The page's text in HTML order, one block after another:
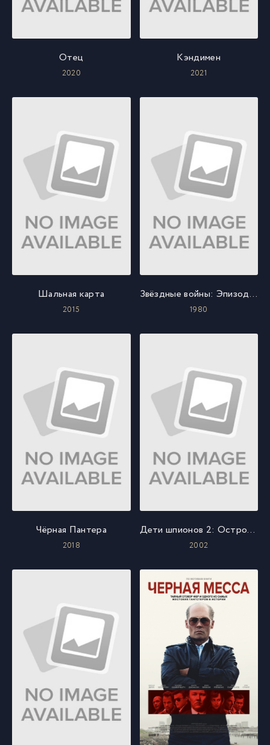
Отец
2020
Кэндимен
2021
Шальная карта
2015
Звёздные войны: Эпизод 5 - Империя наносит ответный удар
1980
Чёрная Пантера
2018
Дети шпионов 2: Остров несбывшихся надежд
2002